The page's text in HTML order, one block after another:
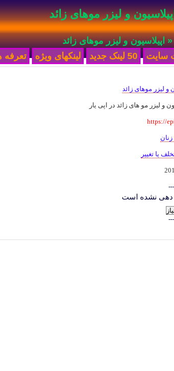
و لیزر موهای زائد
اپیلاسیون و لیزر موهای زائد
سایت 50 لینک جدید لینکهای ویژه تعرفه
و لیزر موهای زائد
و لیزر مو های زائد در اپی یار
https://
یا تغییر
دهی نشده است